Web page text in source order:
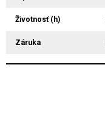
Životnosť (h)
Záruka